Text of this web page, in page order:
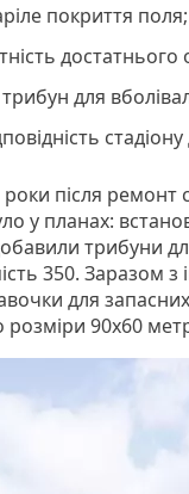
покриття поля;
достатнього
для
після ремонт
у планах:
трибуни
350. Заразом з
для
90х60